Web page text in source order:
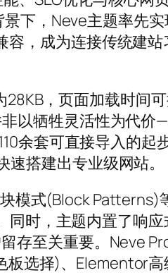
下，Neve主题率先
，成为连接传统建
28KB，页面加载时间
以牺牲灵活性为代价
余套可直接导入的起
搭建出专业级网站。
模式(Block Patterns)
时，主题内置了响
存至关重要。Neve
选择)、Elementor